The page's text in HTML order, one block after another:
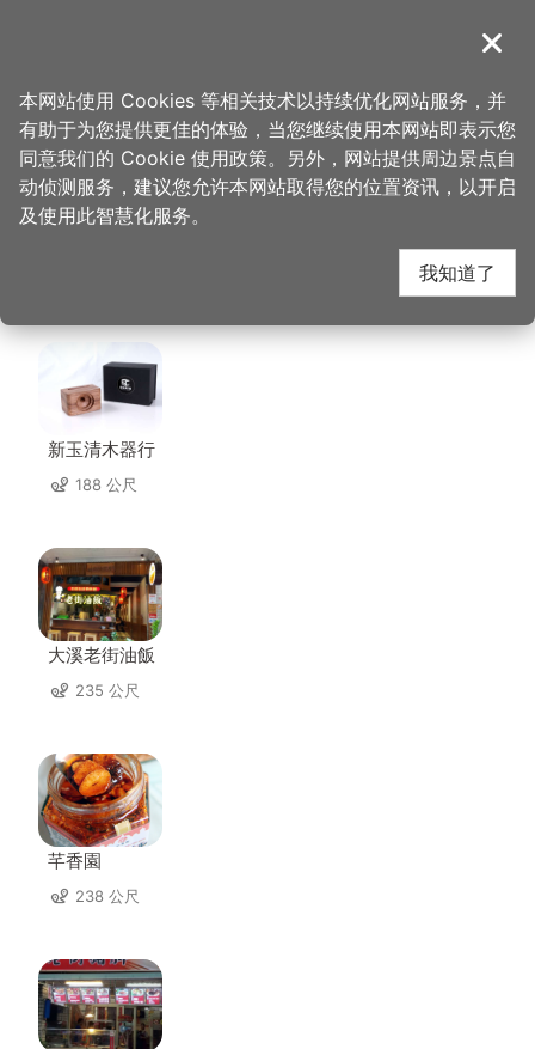
導覽
首页 > 想去的地方 > 美食、购物 > 姚茶馆私房料理
姚茶馆私房料理 周边店
家
新玉清木器行
188 公尺
大溪老街油飯
235 公尺
芊香園
238 公尺
关闭
本网站使用 Cookies 等相关技术以持续优化网站服务，并
有助于为您提供更佳的体验，当您继续使用本网站即表示您
同意我们的 Cookie 使用政策。另外，网站提供周边景点自
动侦测服务，建议您允许本网站取得您的位置资讯，以开启
及使用此智慧化服务。
我知道了